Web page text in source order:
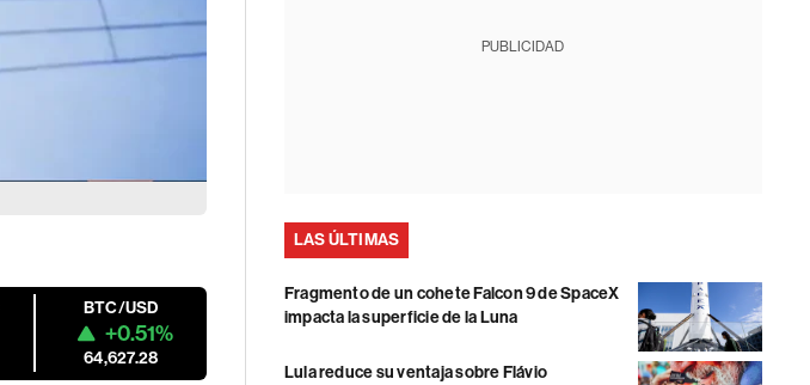
BTC/USD
+0.51%
64,627.28
PUBLICIDAD
LAS ÚLTIMAS
Fragmento de un cohete Falcon 9 de SpaceX
impacta la superficie de la Luna
Lula reduce su ventaja sobre Flávio